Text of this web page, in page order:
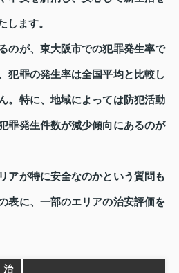
します。
のが、東大阪市での犯罪発生率で
犯罪の発生率は全国平均と比較し
。特に、地域によっては防犯活動
罪発生件数が減少傾向にあるのが
アが特に安全なのかという質問も
表に、一部のエリアの治安評価を
治